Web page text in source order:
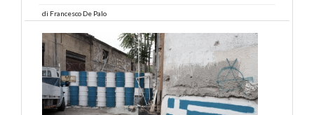
di Francesco De Palo